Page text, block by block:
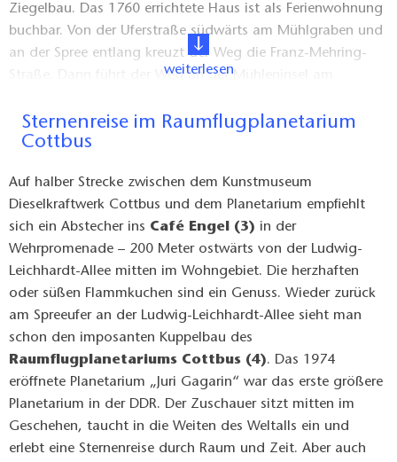
Ziegelbau. Das 1760 errichtete Haus ist als Ferienwohnung
buchbar. Von der Uferstraße südwärts am Mühlgraben und
an der Spree entlang kreuzt der Weg die Franz-Mehring-
Straße. Dann führt der Weg an der Mühleninsel am
ostwärts auf die Ludwig-Leichhardt-Allee. Dann geht es
immer südwärts am Flussufer entlang bis zum Planetarium.
weiterlesen
Sternenreise im Raumflugplanetarium
Cottbus
Auf halber Strecke zwischen dem Kunstmuseum
Dieselkraftwerk Cottbus und dem Planetarium empfiehlt
sich ein Abstecher ins Café Engel (3) in der
Wehrpromenade – 200 Meter ostwärts von der Ludwig-
Leichhardt-Allee mitten im Wohngebiet. Die herzhaften
oder süßen Flammkuchen sind ein Genuss. Wieder zurück
am Spreeufer an der Ludwig-Leichhardt-Allee sieht man
schon den imposanten Kuppelbau des
Raumflugplanetariums Cottbus (4). Das 1974
eröffnete Planetarium „Juri Gagarin“ war das erste größere
Planetarium in der DDR. Der Zuschauer sitzt mitten im
Geschehen, taucht in die Weiten des Weltalls ein und
erlebt eine Sternenreise durch Raum und Zeit. Aber auch